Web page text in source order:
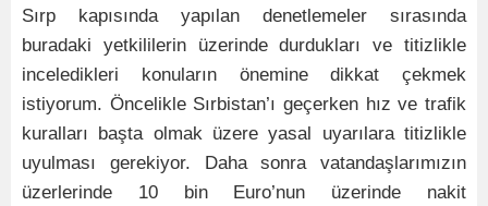
Sırp kapısında yapılan denetlemeler sırasında
buradaki yetkililerin üzerinde durdukları ve titizlikle
inceledikleri konuların önemine dikkat çekmek
istiyorum. Öncelikle Sırbistan’ı geçerken hız ve trafik
kuralları başta olmak üzere yasal uyarılara titizlikle
uyulması gerekiyor. Daha sonra vatandaşlarımızın
üzerlerinde 10 bin Euro’nun üzerinde nakit